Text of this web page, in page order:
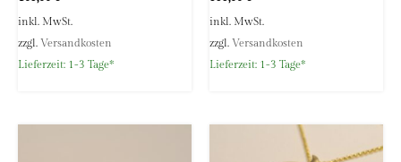
inkl. MwSt.
zzgl. Versandkosten
Lieferzeit: 1-3 Tage*
inkl. MwSt.
zzgl. Versandkosten
Lieferzeit: 1-3 Tage*